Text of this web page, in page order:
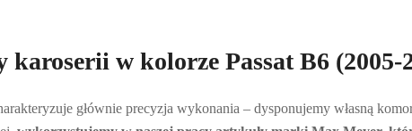
karoserii w kolorze Passat B6 (2005-
głównie precyzja wykonania – dysponujemy własną